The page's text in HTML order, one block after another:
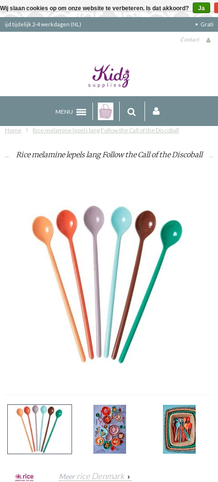
Gratis verzending boven €90 (NL)
Contact
MENU
Home Rice melamine lepels lang Follow the Call of the Discoball
Rice melamine lepels lang Follow the Call of the Discoball
Meerrice Denmark
Wij slaan cookies op om onze website te verbeteren. Is dat akkoord? Ja